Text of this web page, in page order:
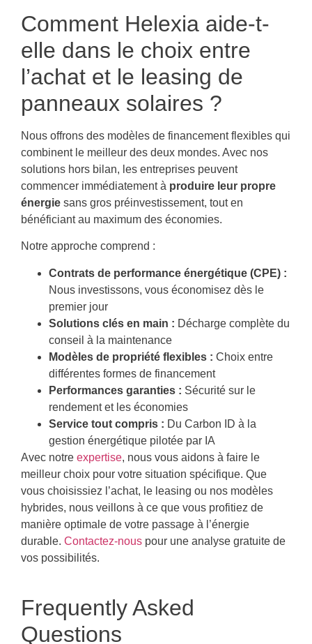
Comment Helexia aide-t-
elle dans le choix entre
l’achat et le leasing de
panneaux solaires ?
Nous offrons des modèles de financement flexibles qui
combinent le meilleur des deux mondes. Avec nos
solutions hors bilan, les entreprises peuvent
commencer immédiatement à produire leur propre
énergie sans gros préinvestissement, tout en
bénéficiant au maximum des économies.
Notre approche comprend :
Contrats de performance énergétique (CPE) :
Nous investissons, vous économisez dès le
premier jour
Solutions clés en main : Décharge complète du
conseil à la maintenance
Modèles de propriété flexibles : Choix entre
différentes formes de financement
Performances garanties : Sécurité sur le
rendement et les économies
Service tout compris : Du Carbon ID à la
gestion énergétique pilotée par IA
Avec notre expertise, nous vous aidons à faire le
meilleur choix pour votre situation spécifique. Que
vous choisissiez l’achat, le leasing ou nos modèles
hybrides, nous veillons à ce que vous profitiez de
manière optimale de votre passage à l’énergie
durable. Contactez-nous pour une analyse gratuite de
vos possibilités.
Frequently Asked
Questions